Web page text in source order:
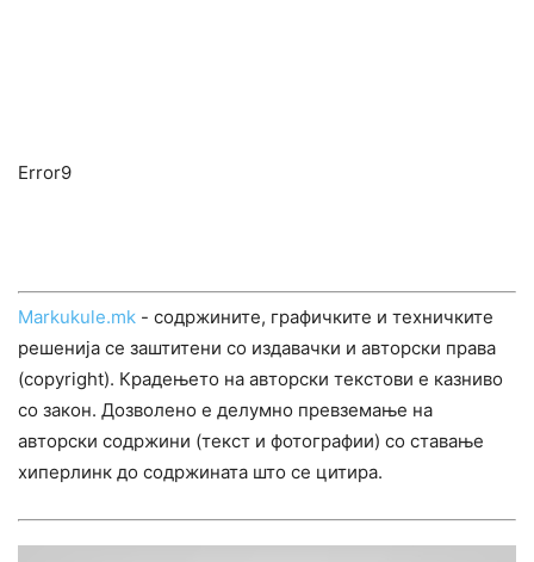
Error9
Markukule.mk - содржините, графичките и техничките
решенија се заштитени со издавачки и авторски права
(copyright). Крадењето на авторски текстови е казниво
со закон. Дозволено е делумно превземање на
авторски содржини (текст и фотографии) со ставање
хиперлинк до содржината што се цитира.